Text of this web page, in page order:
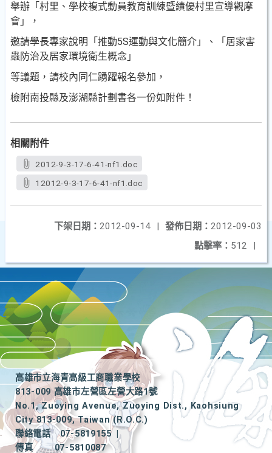
舉辦「村里、學校複式動員教育訓練暨績優村里宣導觀摩
會」，
邀請學長專家說明「推動5S運動與文化簡介」、「居家害
蟲防治及居家環境衛生概念」
等議題，請校內同仁踴躍報名參加，
檢附南投縣及澎湖縣計劃書各一份如附件！
相關附件
2012-9-3-17-6-41-nf1.doc
12012-9-3-17-6-41-nf1.doc
發佈日期： 2012-09-03
下架日期： 2012-09-14
|
點擊率： 512 |
高雄市立海青高級工商職業學校
813-009 高雄市左營區左營大路1號
No.1, Zuoying Avenue, Zuoying Dist., Kaohsiung
City 813-009, Taiwan (R.O.C.)
聯絡電話
07-5819155
|
傳真
07-5810087